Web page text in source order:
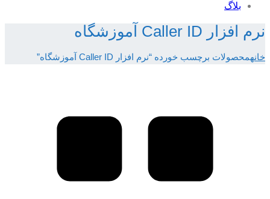
بلاگ
نرم افزار Caller ID آموزشگاه
خانهمحصولات برچسب خورده “نرم افزار Caller ID آموزشگاه”